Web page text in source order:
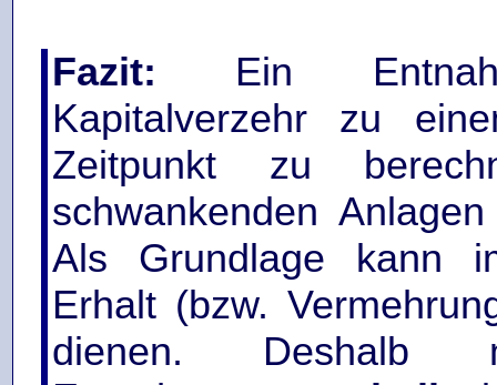
Fazit: Ein
Kapitalverzehr zu
Zeitpunkt zu
schwankenden
Als Grundlage kann
Erhalt (bzw.
dienen. Deshalb